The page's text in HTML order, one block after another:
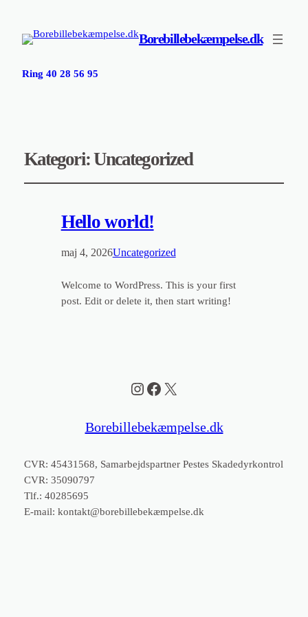
Borebillebekæmpelse.dk
Ring 40 28 56 95
Kategori:Uncategorized
Hello world!
maj 4, 2026Uncategorized
Welcome to WordPress. This is your first
post. Edit or delete it, then start writing!
Instagram
Facebook
X
Borebillebekæmpelse.dk
CVR: 45431568, Samarbejdspartner Pestes Skadedyrkontrol
CVR: 35090797
Tlf.: 40285695
E-mail: kontakt@borebillebekæmpelse.dk